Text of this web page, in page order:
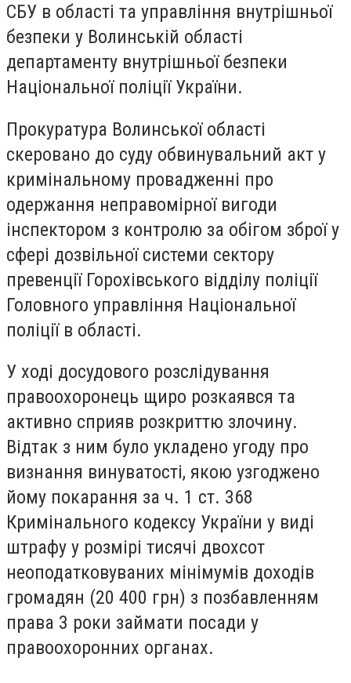
СБУ в області та управління внутрішньої
безпеки у Волинській області
департаменту внутрішньої безпеки
Національної поліції України.
Прокуратура Волинської області
скеровано до суду обвинувальний акт у
кримінальному провадженні про
одержання неправомірної вигоди
інспектором з контролю за обігом зброї у
сфері дозвільної системи сектору
превенції Горохівського відділу поліції
Головного управління Національної
поліції в області.
У ході досудового розслідування
правоохоронець щиро розкаявся та
активно сприяв розкриттю злочину.
Відтак з ним було укладено угоду про
визнання винуватості, якою узгоджено
йому покарання за ч. 1 ст. 368
Кримінального кодексу України у виді
штрафу у розмірі тисячі двохсот
неоподатковуваних мінімумів доходів
громадян (20 400 грн) з позбавленням
права 3 роки займати посади у
правоохоронних органах.